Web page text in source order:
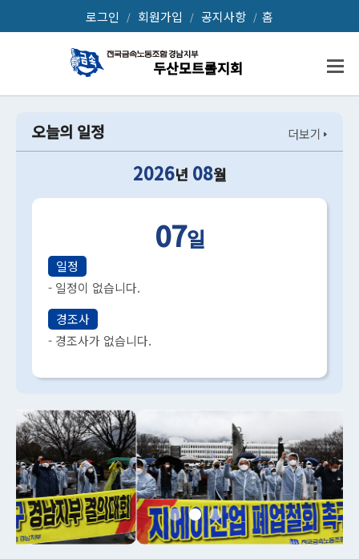
두산모트롤
로그인 / 회원가입 / 공지사항 / 홈
두산모트롤지회
오늘의 일정 더보기
2026년 08월
07일
일정
- 일정이 없습니다.
경조사
- 경조사가 없습니다.